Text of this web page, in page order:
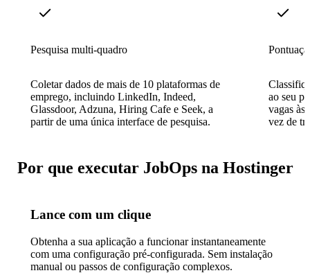
Pesquisa multi-quadro
Coletar dados de mais de 10 plataformas de
emprego, incluindo LinkedIn, Indeed,
Glassdoor, Adzuna, Hiring Cafe e Seek, a
partir de uma única interface de pesquisa.
ao seu
vagas às
vez de
Por que executar JobOps na Hostinger
Lance com um clique
Obtenha a sua aplicação a funcionar instantaneamente
com uma configuração pré-configurada. Sem instalação
manual ou passos de configuração complexos.